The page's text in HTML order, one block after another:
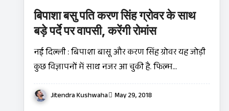
बिपाशा बसु पति करण सिंह ग्रोवर के साथ
बड़े पर्दे पर वापसी, करेंगी रोमांस
नई दिल्‍ली : बिपाशा बासू और करण सिंह ग्रोवर यह जोड़ी
कुछ विज्ञापनों में साथ नजर आ चुकी है. फिल्‍म…
Jitendra Kushwaha May 29, 2018